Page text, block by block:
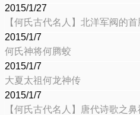
2015/1/27
【何氏古代名人】北洋军阀的
2015/1/7
何氏神将何腾蛟
2015/1/7
大夏太祖何龙神传
2015/1/7
【何氏古代名人】唐代诗歌之